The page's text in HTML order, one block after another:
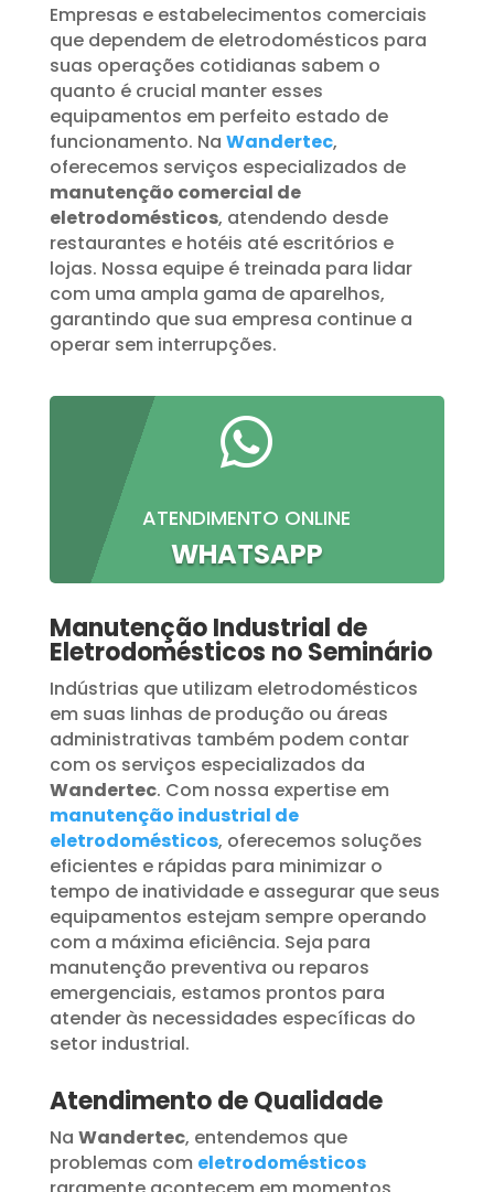
Empresas e estabelecimentos comerciais
que dependem de eletrodomésticos para
suas operações cotidianas sabem o
quanto é crucial manter esses
equipamentos em perfeito estado de
funcionamento. Na Wandertec,
oferecemos serviços especializados de
manutenção comercial de
eletrodomésticos, atendendo desde
restaurantes e hotéis até escritórios e
lojas. Nossa equipe é treinada para lidar
com uma ampla gama de aparelhos,
garantindo que sua empresa continue a
operar sem interrupções.

ATENDIMENTO ONLINE
WHATSAPP
Manutenção Industrial de
Eletrodomésticos no Seminário
Indústrias que utilizam eletrodomésticos
em suas linhas de produção ou áreas
administrativas também podem contar
com os serviços especializados da
Wandertec. Com nossa expertise em
manutenção industrial de
eletrodomésticos, oferecemos soluções
eficientes e rápidas para minimizar o
tempo de inatividade e assegurar que seus
equipamentos estejam sempre operando
com a máxima eficiência. Seja para
manutenção preventiva ou reparos
emergenciais, estamos prontos para
atender às necessidades específicas do
setor industrial.
Atendimento de Qualidade
Na Wandertec, entendemos que
problemas com eletrodomésticos